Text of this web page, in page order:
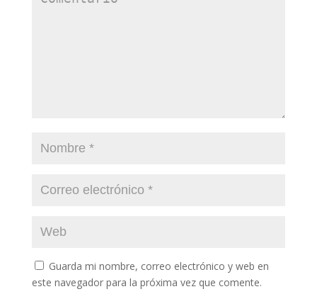
Guarda mi nombre, correo electrónico y web en
este navegador para la próxima vez que comente.